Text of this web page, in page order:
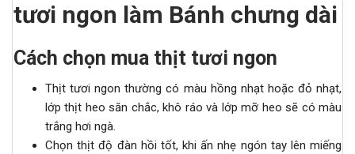
tươi ngon làm Bánh chưng dài
Cách chọn mua thịt tươi ngon
Thịt tươi ngon thường có màu hồng nhạt hoặc đỏ nhạt,
lớp thịt heo săn chắc, khô ráo và lớp mỡ heo sẽ có màu
trắng hơi ngà.
Chọn thịt độ đàn hồi tốt, khi ấn nhẹ ngón tay lên miếng